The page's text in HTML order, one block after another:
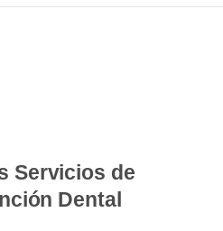
Servicios de
Dental